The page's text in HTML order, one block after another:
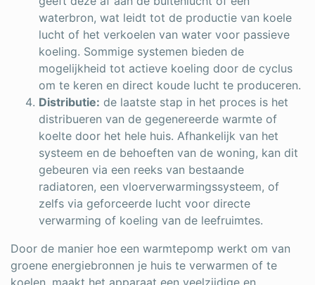
waterbron, wat leidt tot de productie van koele
lucht of het verkoelen van water voor passieve
koeling. Sommige systemen bieden de
mogelijkheid tot actieve koeling door de cyclus
om te keren en direct koude lucht te produceren.
Distributie: de laatste stap in het proces is het
distribueren van de gegenereerde warmte of
koelte door het hele huis. Afhankelijk van het
systeem en de behoeften van de woning, kan dit
gebeuren via een reeks van bestaande
radiatoren, een vloerverwarmingssysteem, of
zelfs via geforceerde lucht voor directe
verwarming of koeling van de leefruimtes.
Door de manier hoe een warmtepomp werkt om van
groene energiebronnen je huis te verwarmen of te
koelen, maakt het apparaat een veelzijdige en